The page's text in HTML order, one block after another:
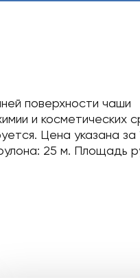
поверхности чаши
и косметических
Цена указана за
25 м. Площадь